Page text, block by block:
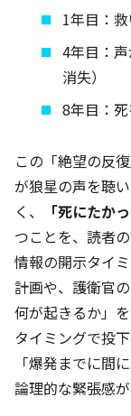
1年目：
4年目：
消失）
8年目：
この「絶望の反
が狼星の声を聴
く、
「死にたか
つことを、読者
情報の開示タイ
計画や、護衛官
何が起きるか」
タイミングで投
「爆発までに間
論理的な緊張感